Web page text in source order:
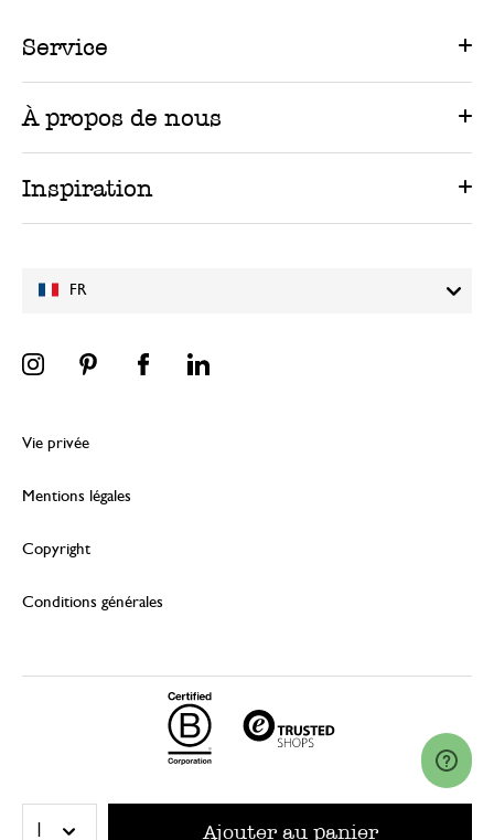
Ajouter au panier
FR
Service
À propos de nous
Inspiration
Vie privée
Mentions légales
Copyright
Conditions générales
© 2026 Dille & Kamille (Nederland) B.V.